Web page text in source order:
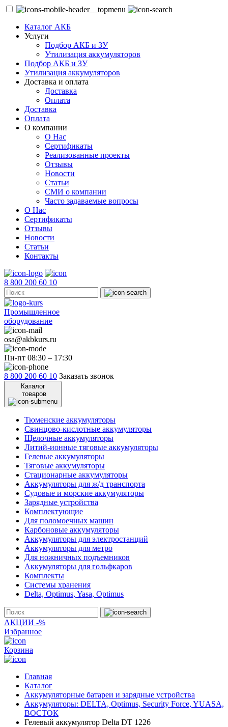
Каталог АКБ
Услуги
Подбор АКБ и ЗУ
Утилизация аккумуляторов
Подбор АКБ и ЗУ
Утилизация аккумуляторов
Доставка и оплата
Доставка
Оплата
Доставка
Оплата
О компании
О Нас
Сертификаты
Реализованные проекты
Отзывы
Новости
Статьи
СМИ о компании
Часто задаваемые вопросы
О Нас
Сертификаты
Отзывы
Новости
Статьи
Контакты
8 800 200 60 10
Промышленное
оборудование
osa@akbkurs.ru
Пн-пт 08:30 – 17:30
8 800 200 60 10 Заказать звонок
Каталог
товаров
Тюменские аккумуляторы
Свинцово-кислотные аккумуляторы
Щелочные аккумуляторы
Литий-ионные тяговые аккумуляторы
Гелевые аккумуляторы
Тяговые аккумуляторы
Стационарные аккумуляторы
Аккумуляторы для ж/д транспорта
Судовые и морские аккумуляторы
Зарядные устройства
Комплектующие
Для поломоечных машин
Карбоновые аккумуляторы
Аккумуляторы для электростанций
Аккумуляторы для метро
Для ножничных подъемников
Аккумуляторы для гольфкаров
Комплекты
Системы хранения
Delta, Optimus, Yasa, Optimus
АКЦИИ -%
Избранное
Корзина
Главная
Каталог
Аккумуляторные батареи и зарядные устройства
Аккумуляторы: DELTA, Optimus, Security Force, YUASA,
ВОСТОК
Гелевый аккумулятор Delta DT 1226